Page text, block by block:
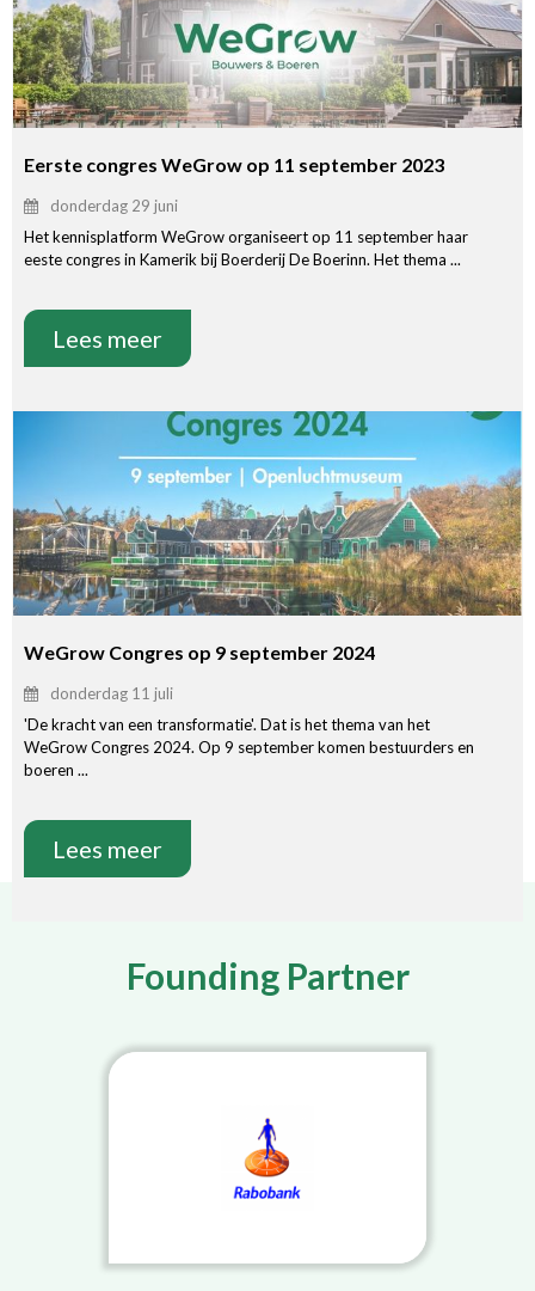
Eerste congres WeGrow op 11 september 2023
donderdag 29 juni
Het kennisplatform WeGrow organiseert op 11 september haar
eeste congres in Kamerik bij Boerderij De Boerinn. Het thema ...
Lees meer
WeGrow Congres op 9 september 2024
donderdag 11 juli
'De kracht van een transformatie'. Dat is het thema van het
WeGrow Congres 2024. Op 9 september komen bestuurders en
boeren ...
Lees meer
Founding Partner